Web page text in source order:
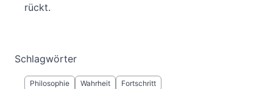
rückt.
Schlagwörter
Philosophie Wahrheit Fortschritt